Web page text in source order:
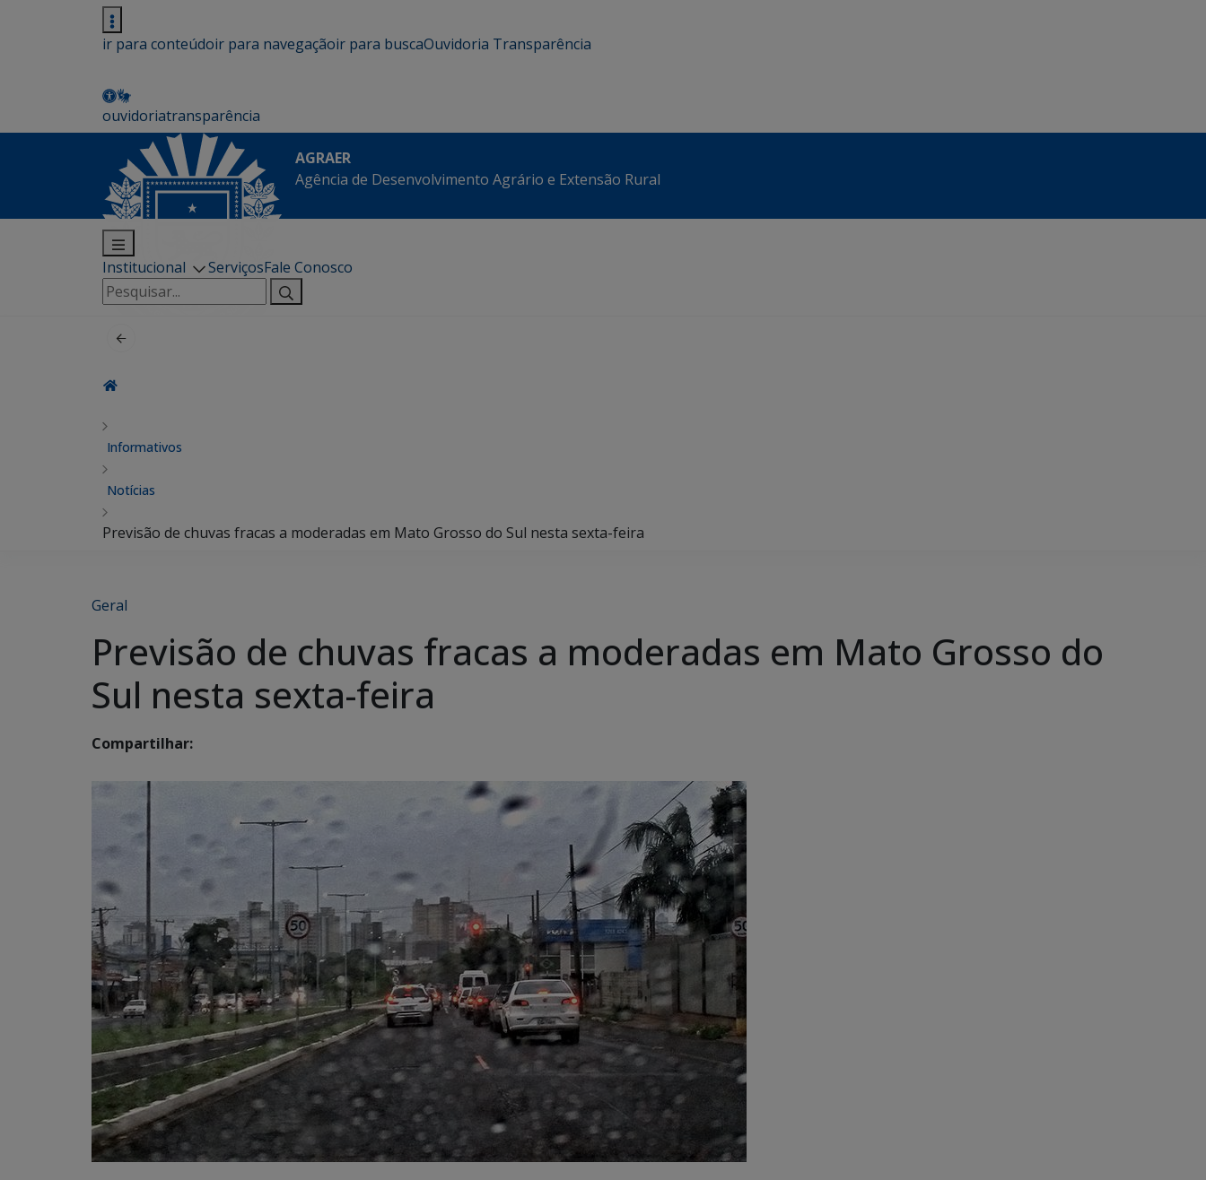
ir para conteúdoir para navegaçãoir para buscaOuvidoria Transparência
ouvidoriatransparência
AGRAER
Agência de Desenvolvimento Agrário e Extensão Rural
Institucional ServiçosFale Conosco
Pesquisar
por:
Informativos
Notícias
Previsão de chuvas fracas a moderadas em Mato Grosso do Sul nesta sexta-feira
Geral
Previsão de chuvas fracas a moderadas em Mato Grosso do
Sul nesta sexta-feira
Compartilhar: